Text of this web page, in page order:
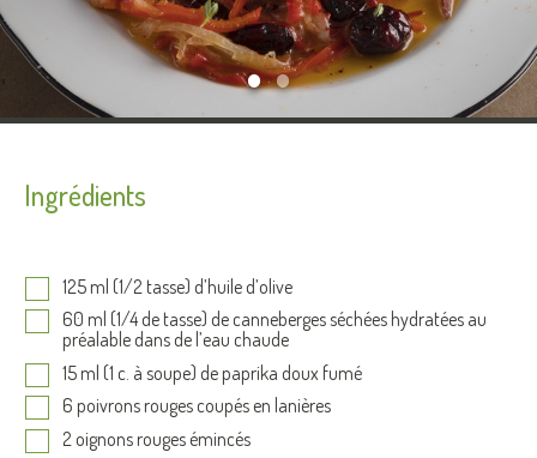
Ingrédients
125 ml (1/2 tasse) d’huile d’olive
60 ml (1/4 de tasse) de canneberges séchées hydratées au
préalable dans de l’eau chaude
15 ml (1 c. à soupe) de paprika doux fumé
6 poivrons rouges coupés en lanières
2 oignons rouges émincés